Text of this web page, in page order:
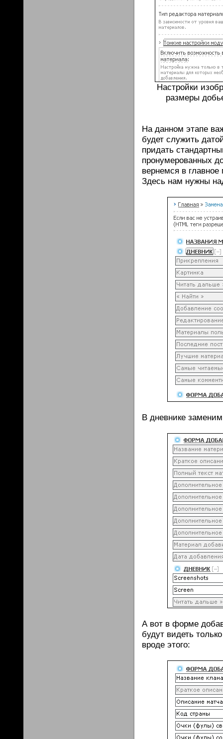
Настройки
размеры
На данном этапе
будет служить
придать
пронумерованных
вернемся в
Здесь нам нужны
В дневнике
А вот в форме
будут видеть
вроде этого: